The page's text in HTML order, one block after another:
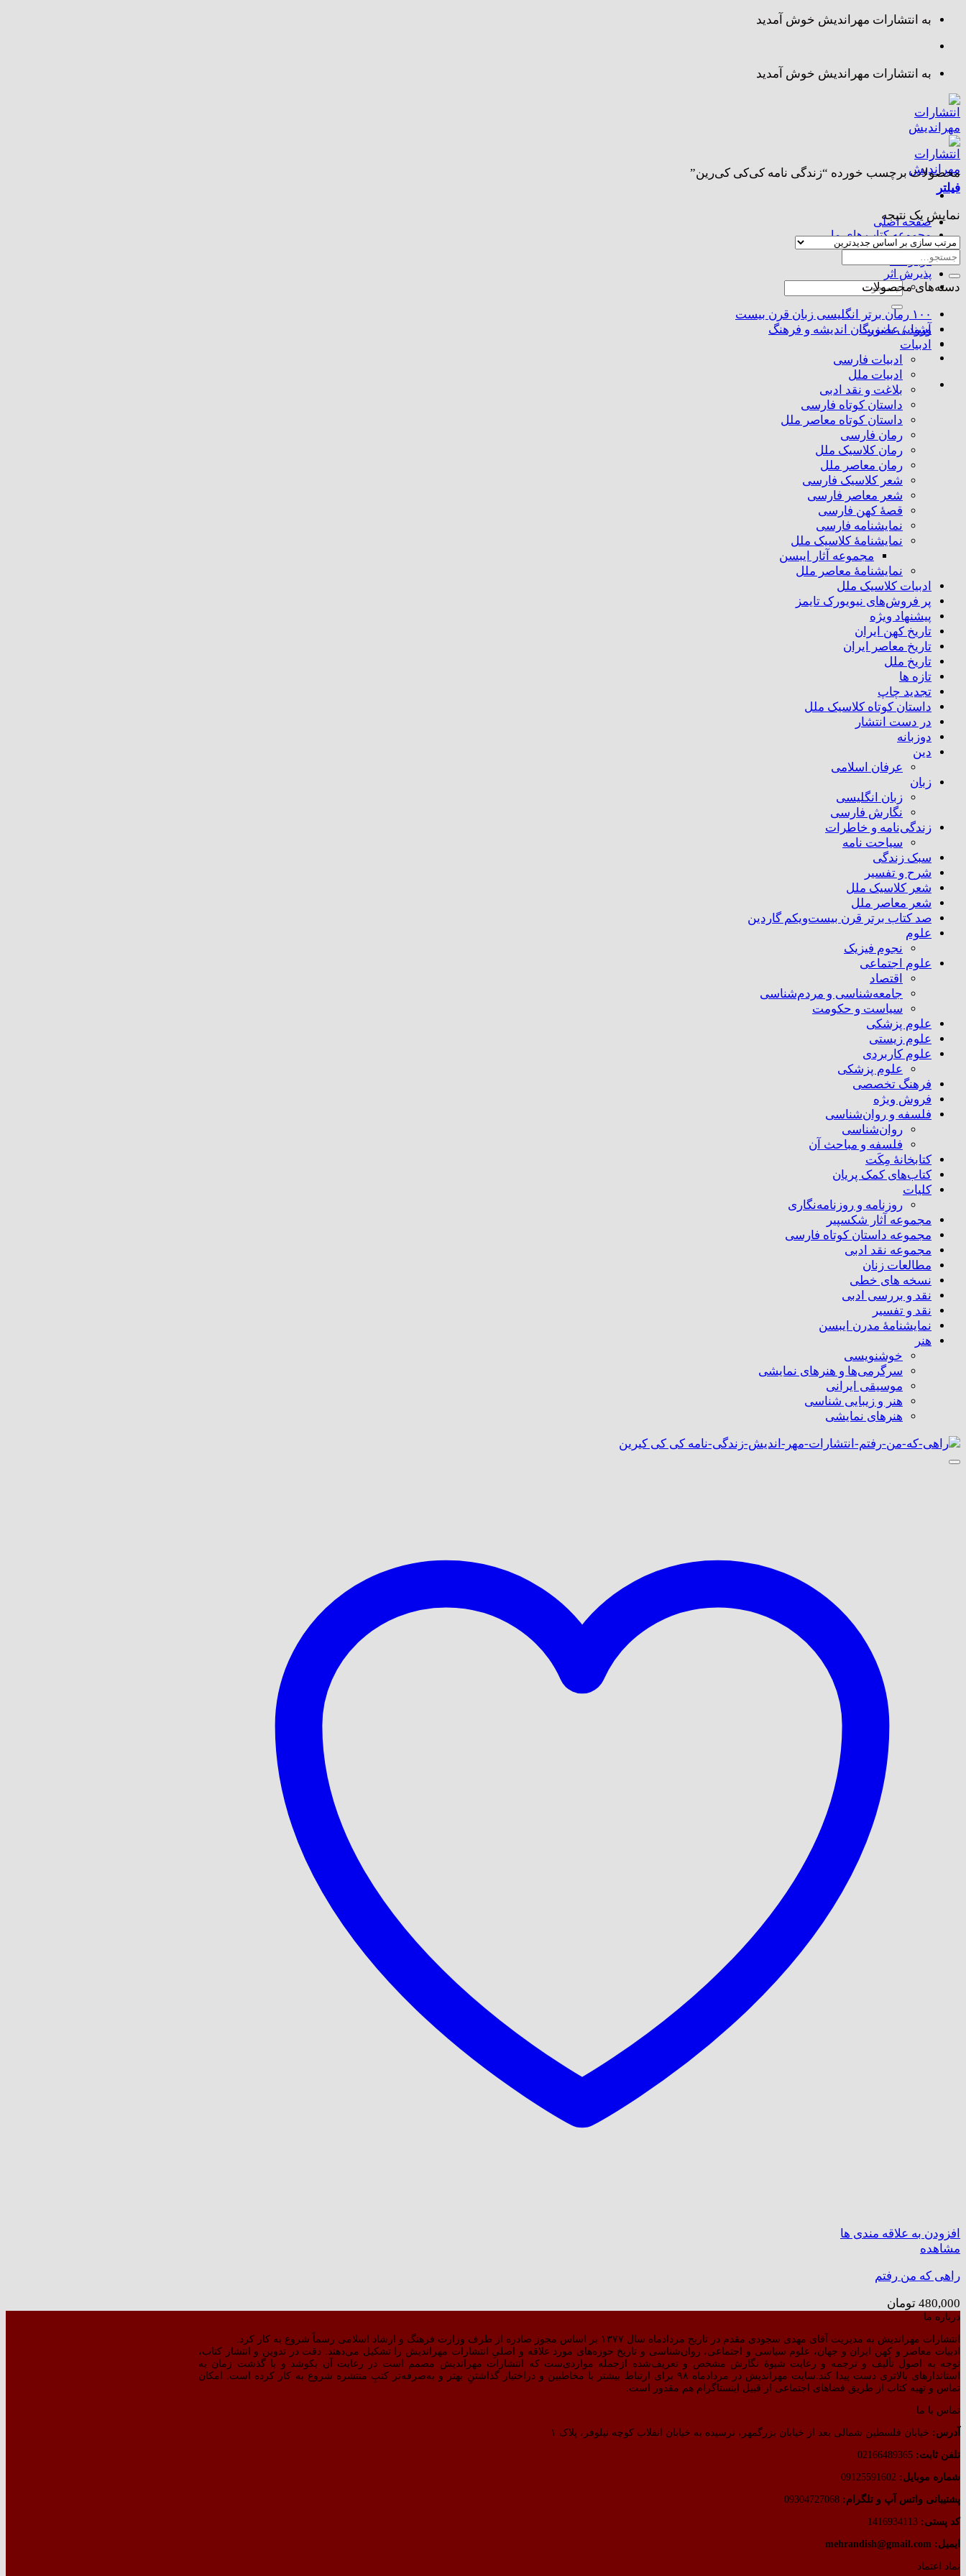
Skip
content
به انتشارات مهراندیش خوش آمدید
به انتشارات مهراندیش خوش آمدید
صفحه اصلی
مجموعه کتاب های ما
تماس با ما
درباره ما
پذیرش اثر
جستجو
برای:
ورود / عضویت
محصولات برچسب خورده “زندگی نامه کی‌کی کی‌رین”
فیلتر
نمایش یک نتیجه
جستجو
برای:
دسته‌های محصولات
۱۰۰ رمان برتر انگلیسی زبان قرن بیست
آشنایی با بزرگان اندیشه و فرهنگ
ادبیات
ادبیات فارسی
ادبیات ملل
بلاغت و نقد ادبی
داستان کوتاه فارسی
داستان کوتاه معاصر ملل
رمان فارسی
رمان کلاسیک ملل
رمان معاصر ملل
شعر کلاسیک فارسی
شعر معاصر فارسی
قصهٔ کهن فارسی
نمایشنامه فارسی
نمایشنامهٔ کلاسیک ملل
مجموعه آثار ایبسن
نمایشنامهٔ معاصر ملل
ادبیات کلاسیک ملل
پر فروش‌های نیویورک تایمز
پیشنهاد ویژه
تاریخ کهن ایران
تاریخ معاصر ایران
تاریخ ملل
تازه ها
تجدید چاپ
داستان کوتاه کلاسیک ملل
در دست انتشار
دوزبانه
دین
عرفان اسلامی
زبان
زبان انگلیسی
نگارش فارسی
زندگی‌نامه و خاطرات
سیاحت نامه
سبک زندگی
شرح و تفسیر
شعر کلاسیک ملل
شعر معاصر ملل
صد کتاب برتر قرن بیست‌و‌یکم گاردین
علوم
نجوم فیزیک
علوم اجتماعی
اقتصاد
جامعه‌شناسی و مردم‌شناسی
سیاست و حکومت
علوم پزشکی
علوم زیستی
علوم کاربردی
علوم پزشکی
فرهنگ تخصصی
فروش ویژه
فلسفه و روان‌شناسی
روان‌شناسی
فلسفه و مباحث آن
کتابخانۀ مِکَت
کتاب‌های کمک پریان
کلیات
روزنامه و روزنامه‌نگاری
مجموعه آثار شکسپیر
مجموعه داستان کوتاه فارسی
مجموعه نقد ادبی
مطالعات زنان
نسخه های خطی
نقد و بررسی ادبی
نقد و تفسیر
نمایشنامۀ مدرن ایبسن
هنر
خوشنویسی
سرگرمی‌ها و هنرهای نمایشی
موسیقی ایرانی
هنر و زیبایی شناسی
هنر‌های نمایشی
افزودن به علاقه مندی ها
مشاهده
راهی که من رفتم
480,000 تومان
درباره ما
انتشارات مهراندیش به مدیریت آقای مهدی سجودی مقدم در تاریخ مردادماه سال ۱۳۷۷ بر اساس مجوز صادره از طرف وزارت فرهنگ و ارشاد اسلامی رسماً شروع به کار کرد.
ادبیات معاصر و کهن ایران و جهان، علوم سیاسی و اجتماعی، روان‌شناسی و تاریخ حوزه‌های مورد علاقه و اصلیِ انتشارات مهراندیش را تشکیل می‌دهند. دقت در تدوین و انتشار کتاب،‌
توجه به اصول تألیف و ترجمه و رعایت شیوهٔ نگارش مشخص و تعریف‌شده ازجمله مواردی‌ست که انتشارات مهراندیش مصمم است در رعایت آن بکوشد و با گذشت زمان به
استاندارهای بالاتری دست پیدا کند.سایت مهراندیش در مردادماه ۹۸ برای ارتباط بیشتر با مخاطبین و دراختیار گذاشتنِ بهتر و به‌صرفه‌تر کتبِ منتشره شروع به کار کرده است. امکان
تماس و تهیه کتاب از طریق فضاهای اجتماعی از قبیل اینستاگرام هم مقدور است.
تماس با ما
آدرس: خیابان فلسطین شمالی بعد از خیابان بزرگمهر، نرسیده به خیابان انقلاب کوچه نیلوفر، پلاک ۱
تلفن ثابت:
شماره موبایل:
پشتیبانی واتس آپ و تلگرام:
کد پستی:
ایمیل: mehrandish@gmail.com
نماد اعتماد